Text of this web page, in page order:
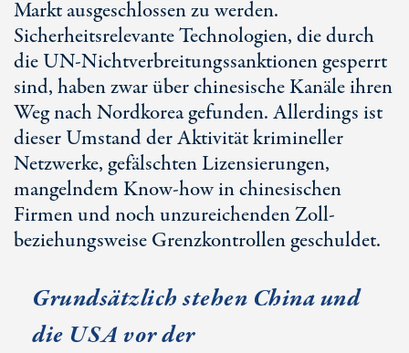
Markt ausgeschlossen zu werden.
Sicherheitsrelevante Technologien, die durch
die UN-Nichtverbreitungssanktionen gesperrt
sind, haben zwar über chinesische Kanäle ihren
Weg nach Nordkorea gefunden. Allerdings ist
dieser Umstand der Aktivität krimineller
Netzwerke, gefälschten Lizensierungen,
mangelndem Know-how in chinesischen
Firmen und noch unzureichenden Zoll-
beziehungsweise Grenzkontrollen geschuldet.
Grundsätzlich stehen China und
die USA vor der